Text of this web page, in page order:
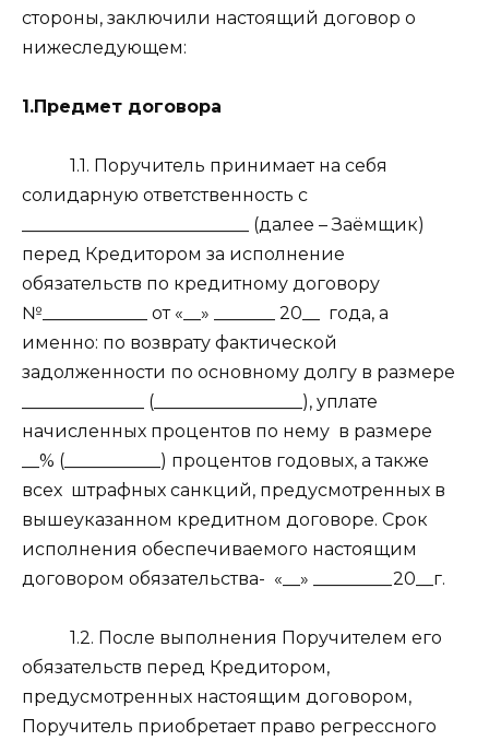
стороны, заключили настоящий договор о
нижеследующем:
1.Предмет договора
1.1. Поручитель принимает на себя
солидарную ответственность с
__________________________ (далее – Заёмщик)
перед Кредитором за исполнение
обязательств по кредитному договору
№____________ от «__» _______ 20__
года, а
именно: по возврату фактической
задолженности по основному долгу в размере
______________ (_________________), уплате
начисленных процентов по нему в размере
__% (___________) процентов годовых, а также
всех штрафных санкций, предусмотренных в
вышеуказанном кредитном договоре. Срок
исполнения обеспечиваемого настоящим
договором обязательства- «__» _________20__г.
1.2. После выполнения Поручителем его
обязательств перед Кредитором,
предусмотренных настоящим договором,
Поручитель приобретает право регрессного